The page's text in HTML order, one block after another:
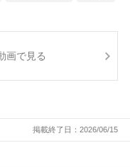
画で見る
掲載終了日：2026/06/15